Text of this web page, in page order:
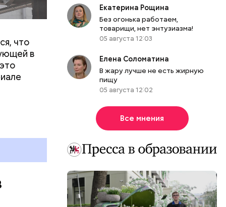
что
в
жилую,
Всего в
–
Екатерина Рощина
Без огонька работаем,
товарищи, нет энтузиазма!
05 августа 12:03
Елена Соломатина
В жару лучше не есть жирную
пищу
05 августа 12:02
Все мнения